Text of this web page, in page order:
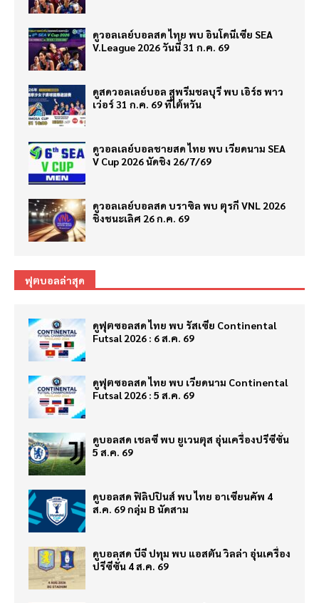
ดูวอลเลย์บอลสด ไทย พบ อินโดนีเซีย SEA
V.League 2026 วันนี้ 31 ก.ค. 69
ดูสดวอลเลย์บอล สุพรีมชลบุรี พบ เอิร์ธ พาว
เว่อร์ 31 ก.ค. 69 ที่ไต้หวัน
ดูวอลเลย์บอลชายสด ไทย พบ เวียดนาม SEA
V Cup 2026 นัดชิง 26/7/69
ดูวอลเลย์บอลสด บราซิล พบ ตุรกี VNL 2026
ชิงชนะเลิศ 26 ก.ค. 69
ฟุตบอลล่าสุด
ดูฟุตซอลสด ไทย พบ รัสเซีย Continental
Futsal 2026 : 6 ส.ค. 69
ดูฟุตซอลสด ไทย พบ เวียดนาม Continental
Futsal 2026 : 5 ส.ค. 69
ดูบอลสด เชลซี พบ ยูเวนตุส อุ่นเครื่องปรีซีซั่น
5 ส.ค. 69
ดูบอลสด ฟิลิปปินส์ พบ ไทย อาเซียนคัพ 4
ส.ค. 69 กลุ่ม B นัดสาม
ดูบอลสด บีจี ปทุม พบ แอสตัน วิลล่า อุ่นเครื่อง
ปรีซีซั่น 4 ส.ค. 69